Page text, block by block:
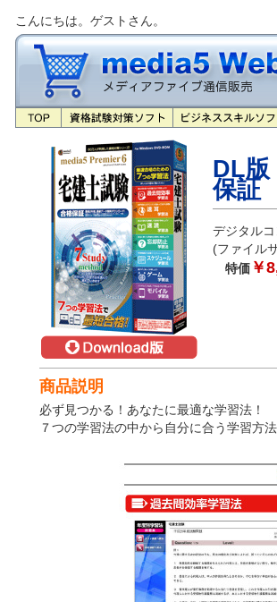
こんにちは。ゲストさん。
DL版
保証
デジタル
(ファイル
特価 ￥
商品説明
必ず見つかる！あなたに最適な学習法！
７つの学習法の中から自分に合う学習方